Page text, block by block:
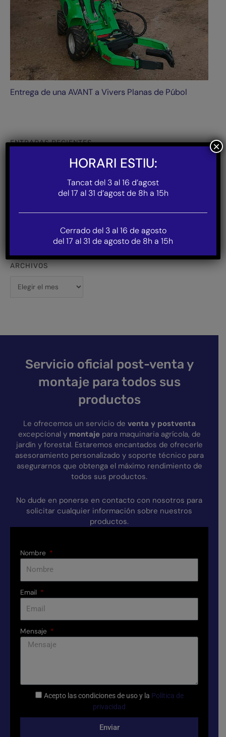
Entrega de una AVANT a Vivers Planas de Púbol
ENTRADAS RECIENTES
Vehículo con orugas radiocontrolados
Prestige Garden trabaja con su Avant
Entrega de una máquina multiuso Avant 635
ARCHIVOS
Servicio oficial post-venta y
montaje para todos sus
productos
Le ofrecemos un servicio de venta y postventa
excepcional y montajepara maquinaria agrícola, de
jardín y forestal. Estaremos encantados de ofrecerle
asesoramiento personalizado y soporte técnico para
asegurarnos que obtenga el máximo rendimiento de
todos sus productos.
No dude en ponerse en contacto con nosotros para
solicitar cualquier información sobre nuestros
productos.
Nombre
Email
Mensaje
Acepto las condiciones de uso y la Política de
privacidad
Enviar
HORARI ESTIU:
Tancat del 3 al 16 d’agost
del 17 al 31 d’agost de 8h a 15h
Cerrado del 3 al 16 de agosto
del 17 al 31 de agosto de 8h a 15h
×